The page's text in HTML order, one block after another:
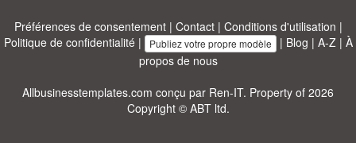
Préférences de consentement| Contact| Conditions d'utilisation |
Politique de confidentialité| Publiez votre propre modèle | Blog | A-Z| À
propos de nous
Allbusinesstemplates.com conçu par Ren-IT. Property of 2026
Copyright © ABT ltd.